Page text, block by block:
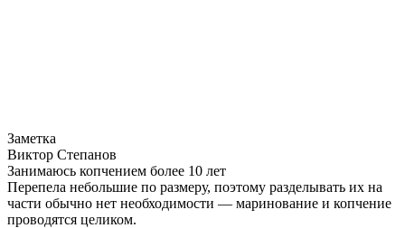
Заметка
Виктор Степанов
Занимаюсь копчением более 10 лет
Перепела небольшие по размеру, поэтому разделывать их на
части обычно нет необходимости — маринование и копчение
проводятся целиком.